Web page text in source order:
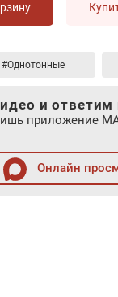
#Однотонные
и
приложение
Онлайн